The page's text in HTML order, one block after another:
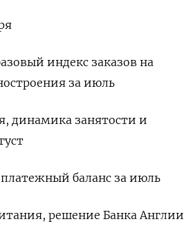
индекс заказов на
за июль
динамика занятости и
баланс за июль
решение Банка Англии